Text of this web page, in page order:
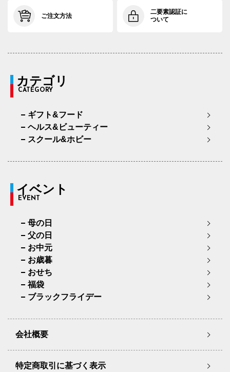
ご注文方法
二要素認証に
ついて
カテゴリ
CATEGORY
ギフト&フード
ヘルス&ビューティー
スクール&ホビー
イベント
EVENT
母の日
父の日
お中元
お歳暮
おせち
福袋
ブラックフライデー
会社概要
特定商取引に基づく表示